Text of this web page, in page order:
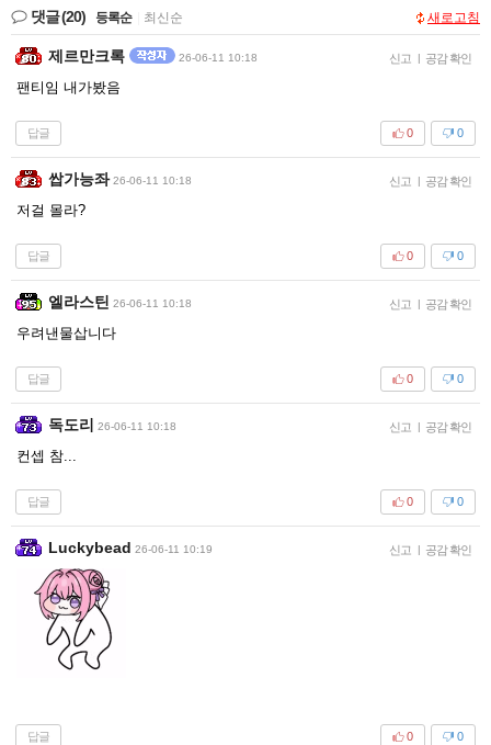
댓글(20) 등록순 최신순 새로고침
제르만크록 26-06-11 10:18 신고 | 공감 확인
팬티임 내가봤음
답글 0
0
쌉가능좌 26-06-11 10:18 신고 | 공감 확인
저걸 몰라?
답글 0
0
엘라스틴 26-06-11 10:18 신고 | 공감 확인
우려낸물삽니다
답글 0
0
독도리 26-06-11 10:18 신고 | 공감 확인
컨셉 참...
답글 0
0
Luckybead 26-06-11 10:19 신고 | 공감 확인
답글 0
0